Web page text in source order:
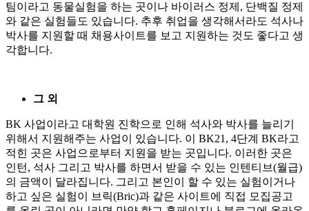
팀이라고 동물실험을 하는 곳이나 바이러스 정제, 단백질 정제
와 같은 실험들도 있습니다. 추후 취업을 생각해서라도 석사나
박사를 지원할 때 채용사이트를 보고 지원하는 것도 좋다고 생
각합니다.
그 외
BK 사업이라고 대학원 진학으로 인해 석사와 박사를 늘리기
위해서 지원해주는 사업이 있습니다. 이 BK21, 4단계 BK라고
적힌 곳은 사업으로부터 지원을 받는 곳입니다. 이러한 곳은
인턴, 석사 그리고 박사를 하면서 받을 수 있는 인텐티브(월급)
의 금액이 달라집니다. 그리고 본인이 할 수 있는 실험이거나
하고 싶은 실험이 브릭(Bric)과 같은 사이트에 직접 모집공고